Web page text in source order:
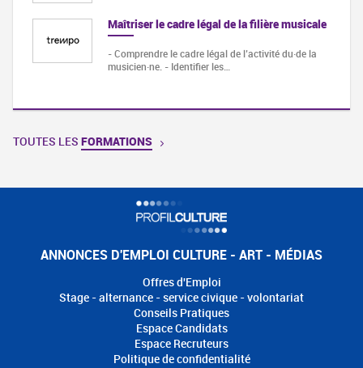
Maîtriser le cadre légal de la filière musicale
- Comprendre le cadre légal de l’activité du·de la
musicien·ne. - Identifier les…
TOUTES LES FORMATIONS
ANNONCES D'EMPLOI CULTURE - ART - MÉDIAS
Offres d'Emploi
Stage - alternance - service civique - volontariat
Conseils Pratiques
Espace Candidats
Espace Recruteurs
Politique de confidentialité